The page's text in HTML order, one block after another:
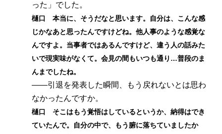
った」でした。
樋口 本当に、そうだなと思います。自分は、こんな感
じかなあと思ったんですけどね。他人事のような感覚な
んですよ。当事者ではあるんですけど、違う人の話みた
いで現実味がなくて。会見の間もいつも通り…普段のま
んまでしたね。
――引退を発表した瞬間、もう戻れないとは思わ
なかったんですか。
樋口 そこはもう覚悟はしているというか、納得はでき
ていたんで。自分の中で、もう腑に落ちていましたか